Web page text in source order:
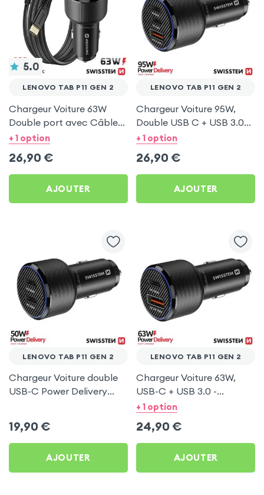
5.0
LENOVO TAB P11 GEN 2
Chargeur Voiture 63W
Double port avec Câble
USB C 1m pour Lenovo
+ 1 option
26,90 €
AJOUTER
LENOVO TAB P11 GEN 2
Chargeur Voiture 95W,
Double USB C + USB 3.0
pour Lenovo Tab P11 Gen
+ 1 option
26,90 €
AJOUTER
LENOVO TAB P11 GEN 2
Chargeur Voiture double
USB-C Power Delivery
19,90 €
AJOUTER
LENOVO TAB P11 GEN 2
Chargeur Voiture 63W,
USB-C + USB 3.0 -
Swissten pour Lenovo Tab
+ 1 option
24,90 €
AJOUTER